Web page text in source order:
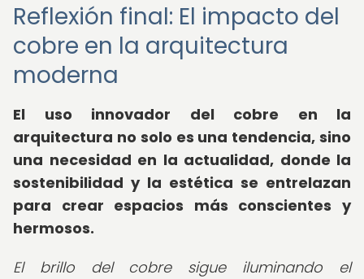
Reflexión final: El impacto del
cobre en la arquitectura
moderna
El uso innovador del cobre en la
arquitectura no solo es una tendencia, sino
una necesidad en la actualidad, donde la
sostenibilidad y la estética se entrelazan
para crear espacios más conscientes y
hermosos.
El brillo del cobre sigue iluminando el